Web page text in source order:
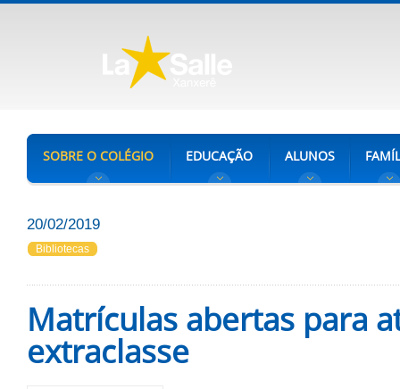
SOBRE O COLÉGIO EDUCAÇÃO ALUNOS
20/02/2019
Bibliotecas
Matrículas abertas para
extraclasse